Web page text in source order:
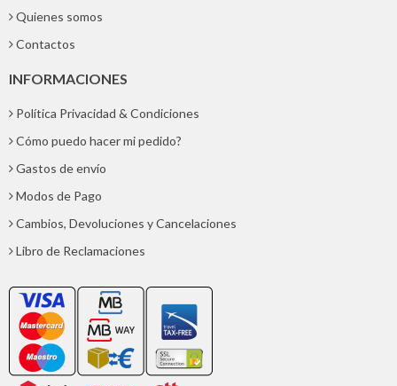
Quienes somos
Contactos
INFORMACIONES
Política Privacidad & Condiciones
Cómo puedo hacer mi pedido?
Gastos de envío
Modos de Pago
Cambios, Devoluciones y Cancelaciones
Libro de Reclamaciones